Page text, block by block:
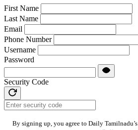
First Name
Last Name
Email
Phone Number
Username
Password
Security Code
By signing up, you agree to Daily Tamilnadu’s